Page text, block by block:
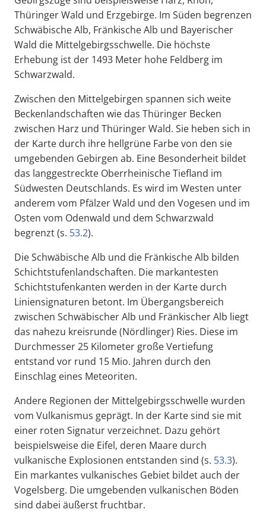
Thüringer Wald und Erzgebirge. Im Süden begrenzen
Schwäbische Alb, Fränkische Alb und Bayerischer
Wald die Mittelgebirgsschwelle. Die höchste
Erhebung ist der 1493 Meter hohe Feldberg im
Schwarzwald.
Zwischen den Mittelgebirgen spannen sich weite
Beckenlandschaften wie das Thüringer Becken
zwischen Harz und Thüringer Wald. Sie heben sich in
der Karte durch ihre hellgrüne Farbe von den sie
umgebenden Gebirgen ab. Eine Besonderheit bildet
das langgestreckte Oberrheinische Tiefland im
Südwesten Deutschlands. Es wird im Westen unter
anderem vom Pfälzer Wald und den Vogesen und im
Osten vom Odenwald und dem Schwarzwald
begrenzt (s. 53.2).
Die Schwäbische Alb und die Fränkische Alb bilden
Schichtstufenlandschaften. Die markantesten
Schichtstufenkanten werden in der Karte durch
Liniensignaturen betont. Im Übergangsbereich
zwischen Schwäbischer Alb und Fränkischer Alb liegt
das nahezu kreisrunde (Nördlinger) Ries. Diese im
Durchmesser 25 Kilometer große Vertiefung
entstand vor rund 15 Mio. Jahren durch den
Einschlag eines Meteoriten.
Andere Regionen der Mittelgebirgsschwelle wurden
vom Vulkanismus geprägt. In der Karte sind sie mit
einer roten Signatur verzeichnet. Dazu gehört
beispielsweise die Eifel, deren Maare durch
vulkanische Explosionen entstanden sind (s. 53.3).
Ein markantes vulkanisches Gebiet bildet auch der
Vogelsberg. Die umgebenden vulkanischen Böden
sind dabei äußerst fruchtbar.